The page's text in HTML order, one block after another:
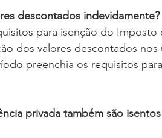
descontados indevidamente?
para isenção do Imposto
dos valores descontados
preenchia os requisitos
privada também são